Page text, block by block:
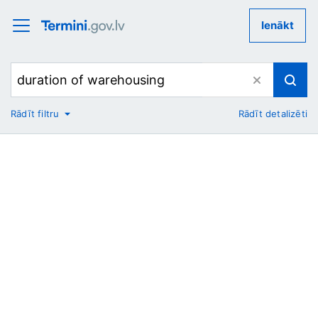
Ienākt
No
Rādīt filtru Rādīt detalizēti